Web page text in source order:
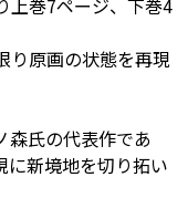
巻7ページ、下巻4
原画の状態を再現
森氏の代表作であ
に新境地を切り拓い